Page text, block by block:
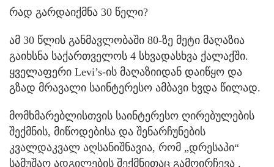
რად გარდაიქმნა 30 წელი?
ამ 30 წლის განმავლობაში 80-ზე მეტი მაღაზია
გაიხსნა საქართველოს 4 სხვადასხვა ქალაქში.
ყველაფერი Levi’s-ის მაღაზიიდან დაიწყო და
გზად მრავალი საინტერესო ამბავი ხვდა წილად.
მომხმარებლისთვის საინტერესო ღირებულების
შექმნის, მიწოდებისა და შენარჩუნების
კვალდაკვალ აღსანიშნავია, რომ „დრესაპი“
სამუშაო ადგილების შექმნითაც გამოირჩევა .